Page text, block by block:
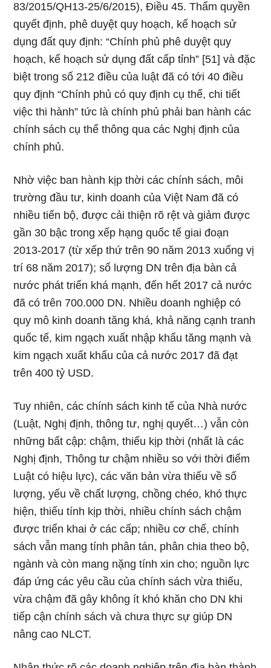
83/2015/QH13-25/6/2015), Điều 45. Thẩm quyền
quyết định, phê duyệt quy hoạch, kế hoạch sử
dụng đất quy định: “Chính phủ phê duyệt quy
hoạch, kế hoạch sử dụng đất cấp tỉnh” [51] và đặc
biệt trong số 212 điều của luật đã có tới 40 điều
quy định “Chính phủ có quy định cụ thể, chi tiết
việc thi hành” tức là chính phủ phải ban hành các
chính sách cụ thể thông qua các Nghị định của
chính phủ.
Nhờ việc ban hành kịp thời các chính sách, môi
trường đầu tư, kinh doanh của Việt Nam đã có
nhiều tiến bộ, được cải thiện rõ rệt và giảm được
gần 30 bậc trong xếp hạng quốc tế giai đoạn
2013-2017 (từ xếp thứ trên 90 năm 2013 xuống vị
trí 68 năm 2017); số lượng DN trên địa bàn cả
nước phát triển khá mạnh, đến hết 2017 cả nước
đã có trên 700.000 DN. Nhiều doanh nghiệp có
quy mô kinh doanh tăng khá, khả năng cạnh tranh
quốc tế, kim ngạch xuất nhập khẩu tăng mạnh và
kim ngạch xuất khẩu của cả nước 2017 đã đạt
trên 400 tỷ USD.
Tuy nhiên, các chính sách kinh tế của Nhà nước
(Luật, Nghị định, thông tư, nghị quyết…) vẫn còn
những bất cập: chậm, thiếu kịp thời (nhất là các
Nghị định, Thông tư chậm nhiều so với thời điểm
Luật có hiệu lực), các văn bản vừa thiếu về số
lượng, yếu về chất lượng, chồng chéo, khó thực
hiện, thiếu tính kịp thời, nhiều chính sách chậm
được triển khai ở các cấp; nhiều cơ chế, chính
sách vẫn mang tính phân tán, phân chia theo bộ,
ngành và còn mang nặng tính xin cho; nguồn lực
đáp ứng các yêu cầu của chính sách vừa thiếu,
vừa chậm đã gây không ít khó khăn cho DN khi
tiếp cận chính sách và chưa thực sự giúp DN
nâng cao NLCT.